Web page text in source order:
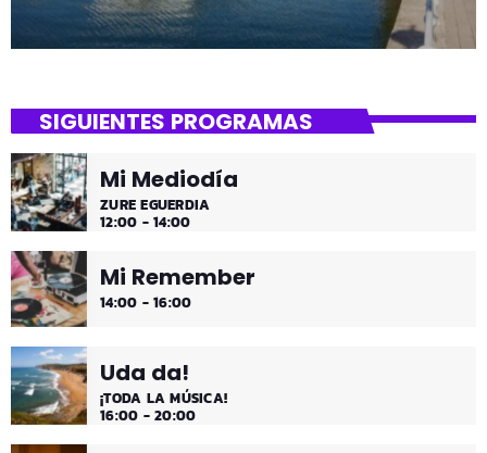
SIGUIENTES PROGRAMAS
Mi Mediodía
ZURE EGUERDIA
12:00 - 14:00
Mi Remember
14:00 - 16:00
Uda da!
¡TODA LA MÚSICA!
16:00 - 20:00